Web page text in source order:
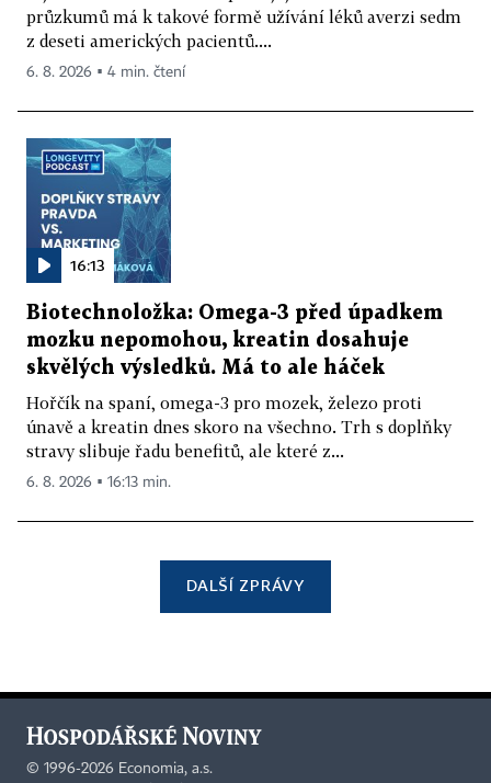
průzkumů má k takové formě užívání léků averzi sedm
z deseti amerických pacientů....
6. 8. 2026 ▪ 4 min. čtení
16:13
Biotechnoložka: Omega-3 před úpadkem
mozku nepomohou, kreatin dosahuje
skvělých výsledků. Má to ale háček
Hořčík na spaní, omega-3 pro mozek, železo proti
únavě a kreatin dnes skoro na všechno. Trh s doplňky
stravy slibuje řadu benefitů, ale které z...
6. 8. 2026 ▪ 16:13 min.
DALŠÍ ZPRÁVY
© 1996-2026 Economia, a.s.